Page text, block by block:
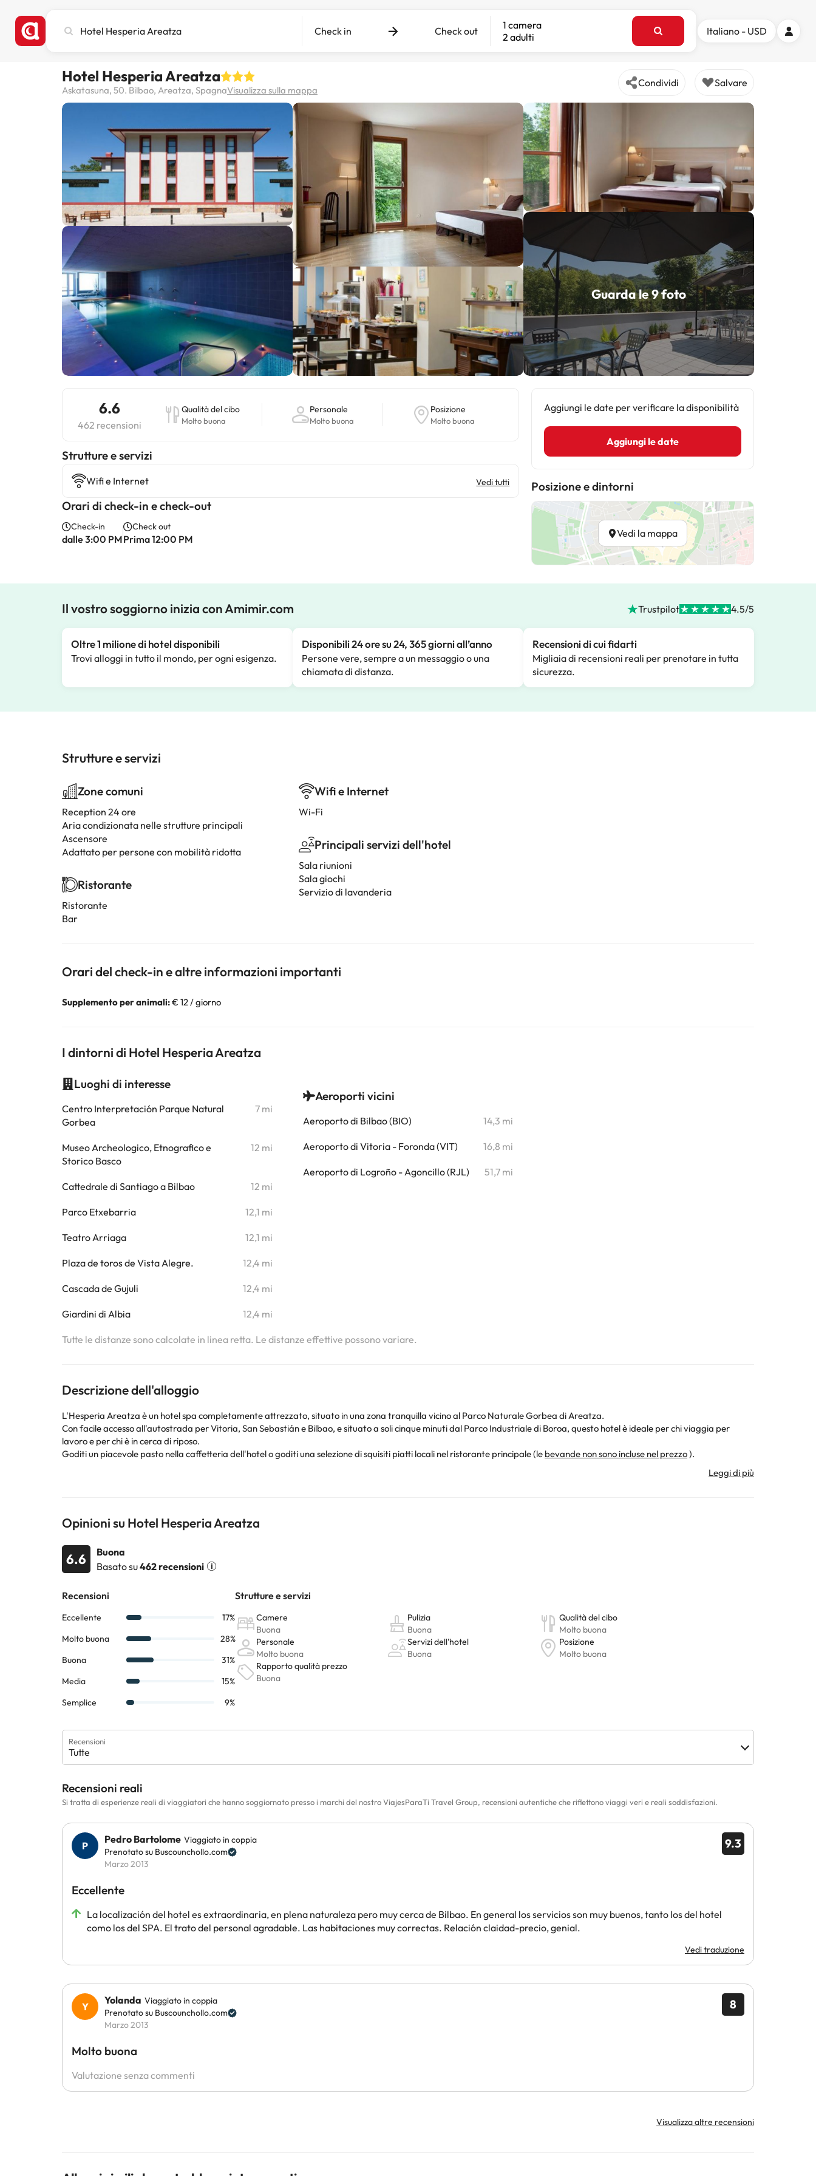
città,
destinazione
Check in Check out
1 camera
2 adulti
Italiano - USD
Hotel Hesperia Areatza
Askatasuna, 50. Bilbao, Areatza, SpagnaVisualizza sulla mappa
Condividi Salvare
Guarda le 9 foto
6.6
462 recensioni
Qualità del cibo
Molto buona
Personale
Molto buona
Posizione
Molto buona
​Strutture e servizi
Wifi e Internet Vedi tutti
Orari di check-in e check-out
Check-in
dalle 3:00 PM
Check out
Prima 12:00 PM
Aggiungi le date per verificare la disponibilità
Aggiungi le date
Posizione e dintorni
Vedi la mappa
Il vostro soggiorno inizia con Amimir.com Trustpilot 4.5/5
Oltre 1 milione di hotel disponibili
Trovi alloggi in tutto il mondo, per ogni esigenza.
Disponibili 24 ore su 24, 365 giorni all’anno
Persone vere, sempre a un messaggio o una
chiamata di distanza.
Recensioni di cui fidarti
Migliaia di recensioni reali per prenotare in tutta
sicurezza.
Strutture e servizi
Zone comuni
Reception 24 ore
Aria condizionata nelle strutture principali
Ascensore
Adattato per persone con mobilità ridotta
Ristorante
Ristorante
Bar
Wifi e Internet
Wi-Fi
Principali servizi dell'hotel
Sala riunioni
Sala giochi
Servizio di lavanderia
Orari del check-in e altre informazioni importanti
Supplemento per animali:€ 12 / giorno
I dintorni di Hotel Hesperia Areatza
Luoghi di interesse
Centro Interpretación Parque Natural
Gorbea
7 mi
Museo Archeologico, Etnografico e
Storico Basco
12 mi
Cattedrale di Santiago a Bilbao 12 mi
Parco Etxebarria 12,1 mi
Teatro Arriaga 12,1 mi
Plaza de toros de Vista Alegre. 12,4 mi
Cascada de Gujuli 12,4 mi
Giardini di Albia 12,4 mi
Aeroporti vicini
Aeroporto di Bilbao (BIO) 14,3 mi
Aeroporto di Vitoria - Foronda (VIT) 16,8 mi
Aeroporto di Logroño - Agoncillo (RJL) 51,7 mi
Tutte le distanze sono calcolate in linea retta. Le distanze effettive possono variare.
Descrizione dell'alloggio
L'Hesperia Areatza è un hotel spa completamente attrezzato, situato in una zona tranquilla vicino al Parco Naturale Gorbea di Areatza.
Con facile accesso all'autostrada per Vitoria, San Sebastián e Bilbao, e situato a soli cinque minuti dal Parco Industriale di Boroa, questo hotel è ideale per chi viaggia per
lavoro e per chi è in cerca di riposo.
Goditi un piacevole pasto nella caffetteria dell'hotel o goditi una selezione di squisiti piatti locali nel ristorante principale (le bevande non sono incluse nel prezzo).
Le moderne strutture del centro benessere offrono una vasta gamma di programmi e trattamenti speciali, in particolare quelli di acque minerali medicinali, raccomandati per
strutture per conferenze multifunzionali; Tutto questo adattato alla tua visita di lavoro o di piacere.
Alcuni dei servizi indicati potrebbero essere a pagamento. Puoi consultare le relative tariffe direttamente presso la struttura. Tutte le informazioni presenti in questa pagina
sono soggette a modifiche da parte della struttura. Se hai dubbi, contattaci.
Opinioni su Hotel Hesperia Areatza
6.6
Buona
Basato su462 recensioni
Recensioni
Tutte
Recensioni reali
Si tratta di esperienze reali di viaggiatori che hanno soggiornato presso i marchi del nostro ViajesParaTi Travel Group, recensioni autentiche che riflettono viaggi veri e reali soddisfazioni.
9.3
Pedro Bartolome Viaggiato in coppia
Prenotato su Buscounchollo.com
Marzo 2013
Eccellente
La localización del hotel es extraordinaria, en plena naturaleza pero muy cerca de Bilbao. En general los servicios son muy buenos, tanto los del hotel
como los del SPA. El trato del personal agradable. Las habitaciones muy correctas. Relación claidad-precio, genial.
Vedi traduzione
8
Yolanda Viaggiato in coppia
Prenotato su Buscounchollo.com
Marzo 2013
Molto buona
Valutazione senza commenti
Visualizza altre recensioni